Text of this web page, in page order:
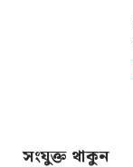
সংযুক্ত থাকুন